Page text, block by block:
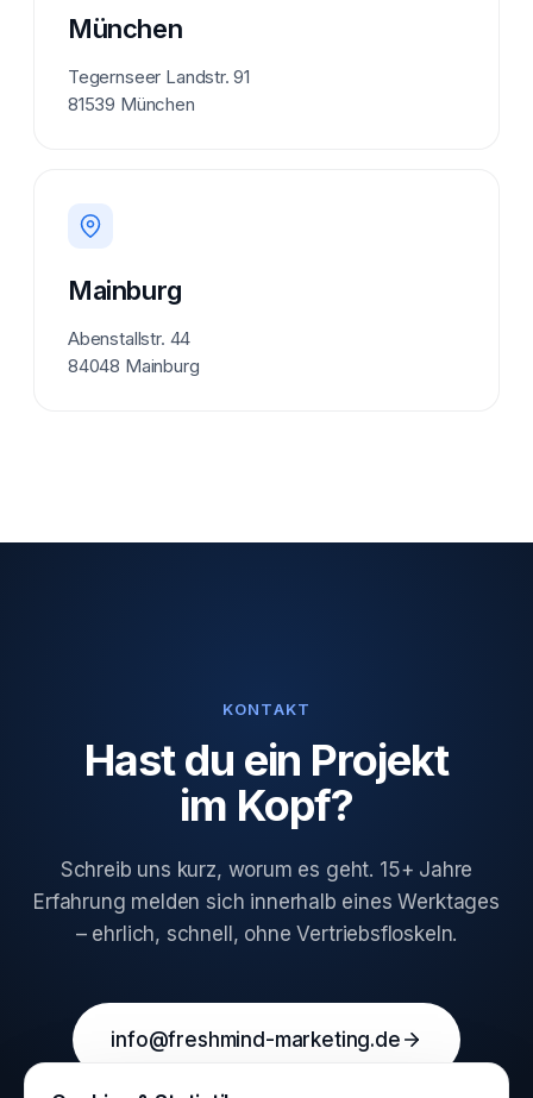
München
Tegernseer Landstr. 91
81539 München
Mainburg
Abenstallstr. 44
84048 Mainburg
KONTAKT
Hast du ein Projekt
im Kopf?
Schreib uns kurz, worum es geht. 15+ Jahre
Erfahrung melden sich innerhalb eines Werktages
– ehrlich, schnell, ohne Vertriebsfloskeln.
info@freshmind-marketing.de